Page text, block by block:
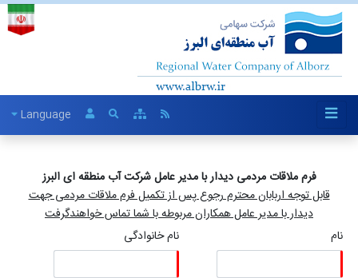
Language
فرم ملاقات مردمی دیدار با مدیر عامل شرکت آب منطقه ای البرز
قابل توجه اربابان محترم رجوع پس از تکمیل فرم ملاقات مردمی جهت
دیدار با مدیر عامل همکاران مربوطه با شما تماس خواهندگرفت
نام
نام خانوادگی